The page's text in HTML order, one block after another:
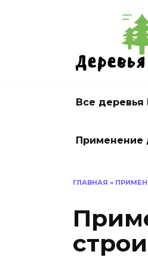
Все деревья
Применение
ГЛАВНАЯ »